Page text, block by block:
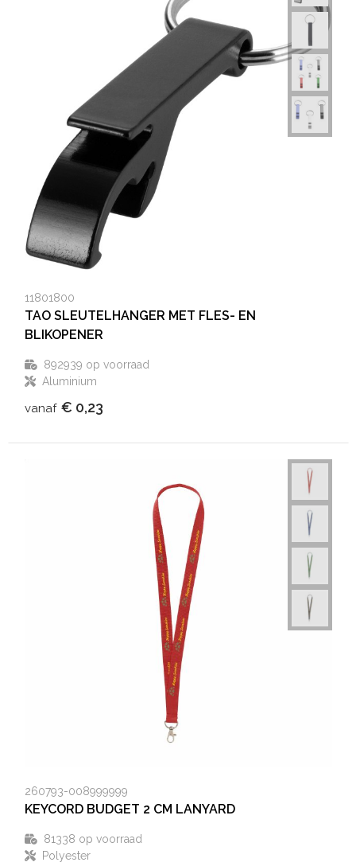
11801800
TAO SLEUTELHANGER MET FLES- EN
BLIKOPENER
892939 op voorraad
Aluminium
vanaf € 0,23
260793-008999999
KEYCORD BUDGET 2 CM LANYARD
81338 op voorraad
Polyester